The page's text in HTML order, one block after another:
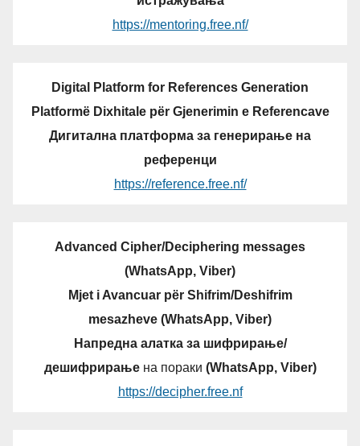
https://mentoring.free.nf/
Digital Platform for References Generation
Platformë Dixhitale për Gjenerimin e Referencave
Дигитална платформа за генерирање на
референци
https://reference.free.nf/
Advanced Cipher/Deciphering messages
(WhatsApp, Viber)
Mjet i Avancuar për Shifrim/Deshifrim
mesazheve (WhatsApp, Viber)
Напредна алатка за шифрирање/
дешифрирањена пораки (WhatsApp, Viber)
https://decipher.free.nf